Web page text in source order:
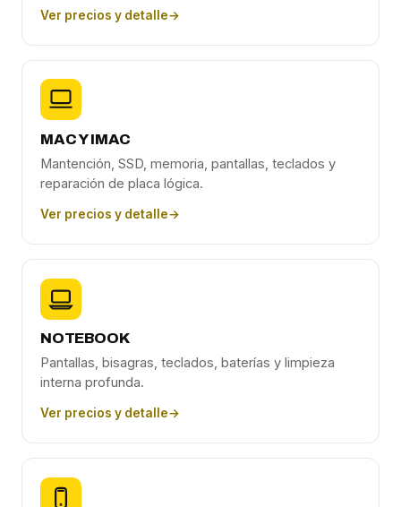
Ver precios y detalle→
MAC Y IMAC
Mantención, SSD, memoria, pantallas, teclados y
reparación de placa lógica.
Ver precios y detalle→
NOTEBOOK
Pantallas, bisagras, teclados, baterías y limpieza
interna profunda.
Ver precios y detalle→